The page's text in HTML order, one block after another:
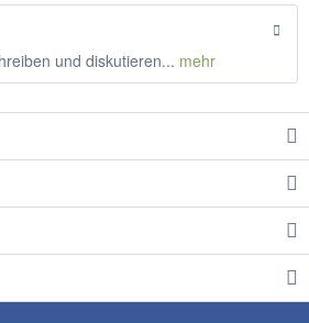
und diskutieren... mehr